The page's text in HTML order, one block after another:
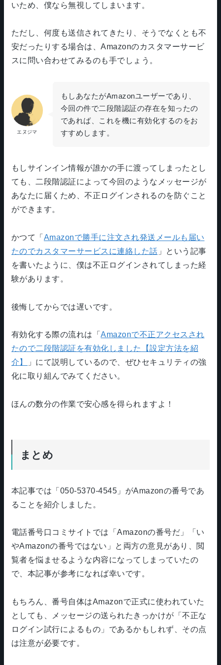
いため、僕なら無視してしまいます。
ただし、何度も送信されてきたり、そうでなくとも不
安だったりする場合は、Amazonのカスタマーサービ
スに問い合わせてみるのも手でしょう。
エヌジマ
もしあなたがAmazonユーザーであり、
今回の件で二段階認証の存在を知ったの
であれば、これを機に有効化するのをお
すすめします。
もしサインイン情報が誰かの手に渡ってしまったとし
ても、二段階認証によって今回のようなメッセージが
あなたに届くため、不正ログインされるのを防ぐこと
ができます。
かつて「 Amazonで勝手に注文され発送メールも届い
たのでカスタマーサービスに連絡した話 」という記事
を書いたように、僕は不正ログインされてしまった経
験があります。
後悔してからでは遅いです。
有効化する際の流れは「Amazonで不正アクセスされ
たので二段階認証を有効化しました【設定方法を紹
介】
」にて説明しているので、ぜひセキュリティの強
化に取り組んでみてください。
ほんの数分の作業で安心感を得られますよ！
まとめ
本記事では「050-5370-4545」がAmazonの番号であ
ることを紹介しました。
電話番号口コミサイトでは「Amazonの番号だ」「い
やAmazonの番号ではない」と両方の意見があり、閲
覧者を悩ませるような内容になってしまっていたの
で、本記事が参考になれば幸いです。
もちろん、番号自体はAmazonで正式に使われていた
としても、メッセージの送られたきっかけが「不正な
ログイン試行によるもの」であるかもしれず、その点
は注意が必要です。